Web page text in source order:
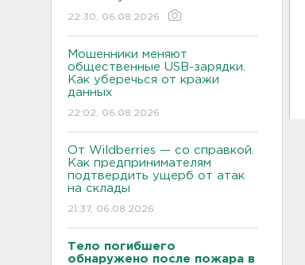
22:30, 06.08.2026
Мошенники меняют
общественные USB-зарядки.
Как уберечься от кражи
данных
22:02, 06.08.2026
От Wildberries — со справкой.
Как предпринимателям
подтвердить ущерб от атак
на склады
21:37, 06.08.2026
Тело погибшего
обнаружено после пожара в